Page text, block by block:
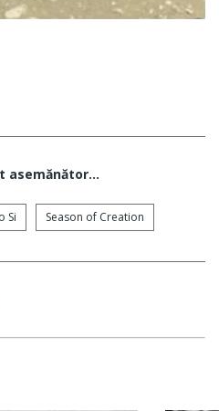
asemănător...
Si Season of Creation